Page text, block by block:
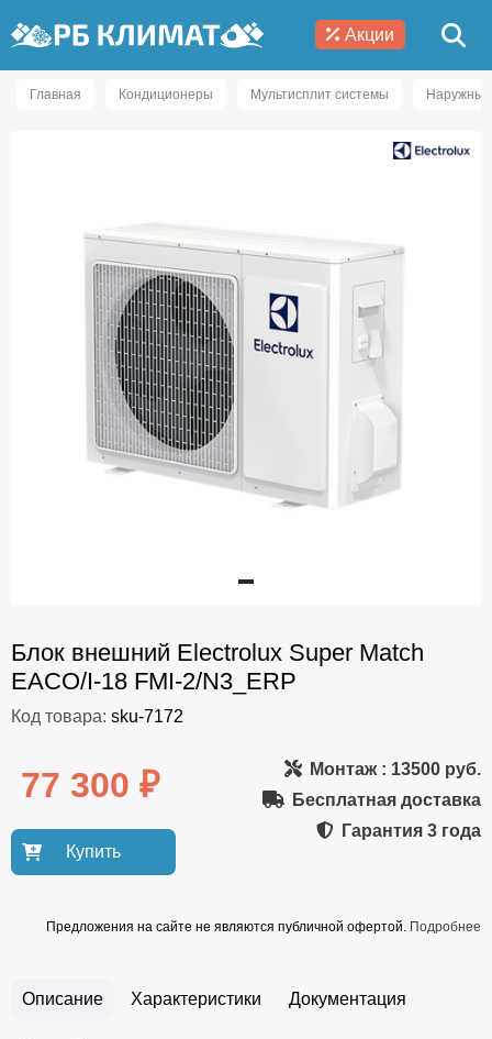
Акции
Главная Кондиционеры Мультисплит системы Наружные
Блок внешний Electrolux Super Match
EACO/I-18 FMI-2/N3_ERP
Код товара: sku-7172
77 300 ₽
Купить
Монтаж: 13500 руб.
Бесплатная доставка
Гарантия 3 года
Предложения на сайте не являются публичной офертой. Подробнее
Описание Характеристики Документация